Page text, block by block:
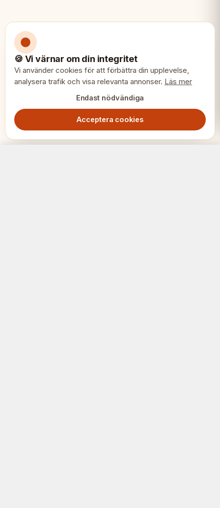
🍪 Vi värnar om din integritet
Vi använder cookies för att förbättra din upplevelse,
analysera trafik och visa relevanta annonser. Läs mer
Endast nödvändiga
Acceptera cookies